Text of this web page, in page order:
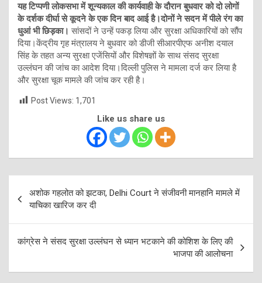
यह टिप्पणी लोकसभा में शून्यकाल की कार्यवाही के दौरान बुधवार को दो लोगों
के दर्शक दीर्घा से कूदने के एक दिन बाद आई है।दोनों ने सदन में पीले रंग का
धुआं भी छिड़का। सांसदों ने उन्हें पकड़ लिया और सुरक्षा अधिकारियों को सौंप
दिया।केंद्रीय गृह मंत्रालय ने बुधवार को डीजी सीआरपीएफ अनीश दयाल
सिंह के तहत अन्य सुरक्षा एजेंसियों और विशेषज्ञों के साथ संसद सुरक्षा
उल्लंघन की जांच का आदेश दिया।दिल्ली पुलिस ने मामला दर्ज कर लिया है
और सुरक्षा चूक मामले की जांच कर रही है।
Post Views: 1,701
Like us share us
navigation
अशोक गहलोत को झटका, Delhi Court ने संजीवनी मानहानि मामले में
याचिका खारिज कर दी
कांग्रेस ने संसद सुरक्षा उल्लंघन से ध्यान भटकाने की कोशिश के लिए की
भाजपा की आलोचना